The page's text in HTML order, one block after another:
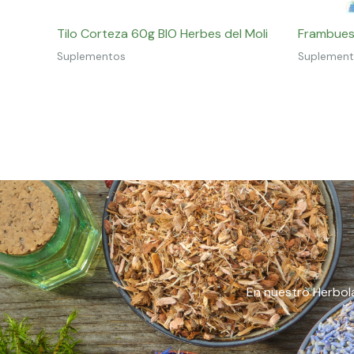
Tilo Corteza 60g BIO Herbes del Moli
Suplementos
En nuestro